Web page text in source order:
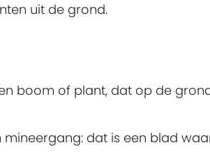
uit de grond.
boom of plant, dat op de
mineergang: dat is een blad